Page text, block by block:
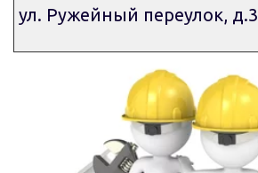
ул. Ружейный переулок, д.3